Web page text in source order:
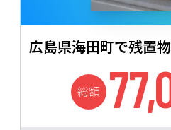
広島県海田町で残置
総額